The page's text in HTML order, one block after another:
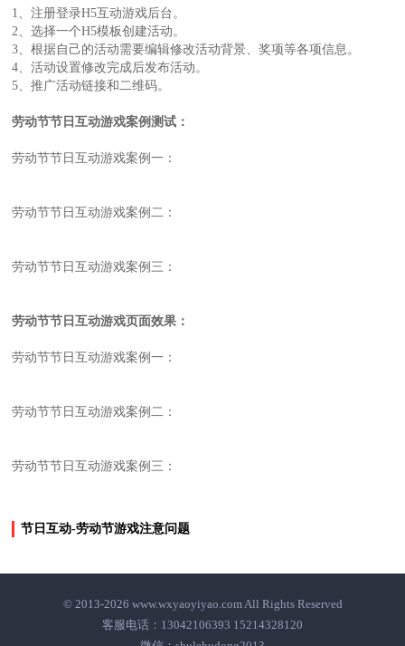
1、注册登录H5互动游戏后台。
2、选择一个H5模板创建活动。
3、根据自己的活动需要编辑修改活动背景、奖项等各项信息。
4、活动设置修改完成后发布活动。
5、推广活动链接和二维码。
劳动节节日互动游戏案例测试：
劳动节节日互动游戏案例一：
劳动节节日互动游戏案例二：
劳动节节日互动游戏案例三：
劳动节节日互动游戏页面效果：
劳动节节日互动游戏案例一：
劳动节节日互动游戏案例二：
劳动节节日互动游戏案例三：
节日互动-劳动节游戏注意问题
© 2013-2026 www.wxyaoyiyao.com All Rights Reserved
客服电话：13042106393 15214328120